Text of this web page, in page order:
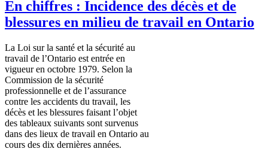
En chiffres : Incidence des décès et de
blessures en milieu de travail en Ontario
La Loi surla santé et la sécurité au
travail de l’Ontario est entrée en
vigueuren octobre 1979. Selon la
Commission de la sécurité
professionnelle et de l’assurance
contre les accidents du travail, les
décès et les blessures faisant l’objet
des tableaux suivants sont survenus
dans des lieux de travail en Ontario au
cours des dix dernières années.